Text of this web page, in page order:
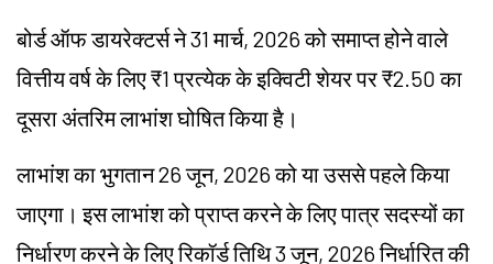
बोर्ड ऑफ डायरेक्टर्स ने 31 मार्च, 2026 को समाप्त होने वाले
वित्तीय वर्ष के लिए ₹1 प्रत्येक के इक्विटी शेयर पर ₹2.50 का
दूसरा अंतरिम लाभांश घोषित किया है।
लाभांश का भुगतान 26 जून, 2026 को या उससे पहले किया
जाएगा। इस लाभांश को प्राप्त करने के लिए पात्र सदस्यों का
निर्धारण करने के लिए रिकॉर्ड तिथि 3 जून, 2026 निर्धारित की